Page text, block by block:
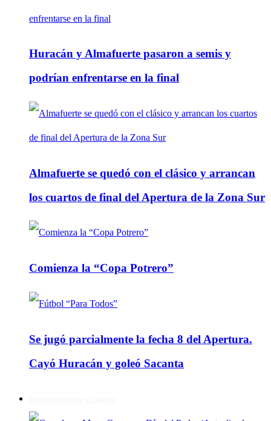
Huracán y Almafuerte pasaron a semis y
podrían enfrentarse en la final
Almafuerte se quedó con el clásico y arrancan
los cuartos de final del Apertura de la Zona Sur
Comienza la “Copa Potrero”
Se jugó parcialmente la fecha 8 del Apertura.
Cayó Huracán y goleó Sacanta